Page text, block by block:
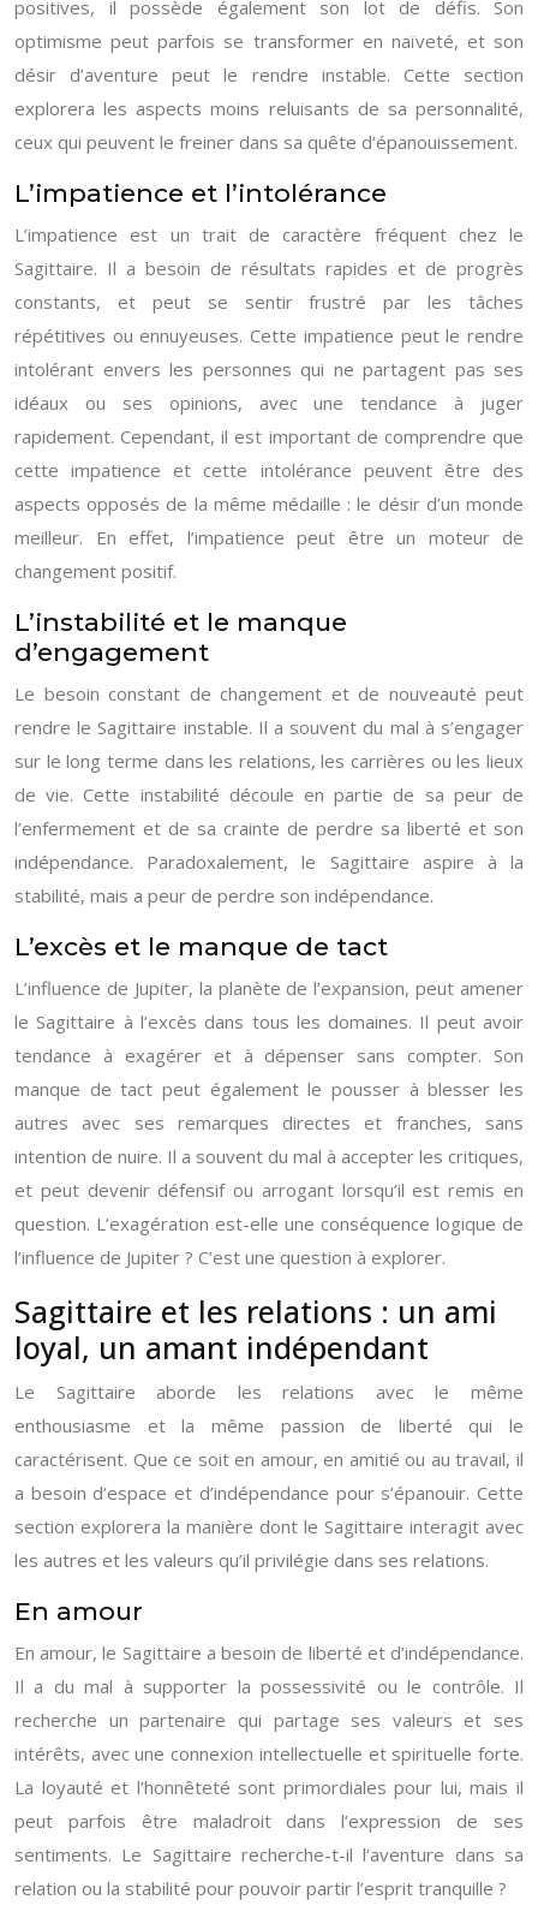
positives, il possède également son lot de défis. Son
optimisme peut parfois se transformer en naïveté, et son
désir d’aventure peut le rendre instable. Cette section
explorera les aspects moins reluisants de sa personnalité,
ceux qui peuvent le freiner dans sa quête d’épanouissement.
L’impatience et l’intolérance
L’impatience est un trait de caractère fréquent chez le
Sagittaire. Il a besoin de résultats rapides et de progrès
constants, et peut se sentir frustré par les tâches
répétitives ou ennuyeuses. Cette impatience peut le rendre
intolérant envers les personnes qui ne partagent pas ses
idéaux ou ses opinions, avec une tendance à juger
rapidement. Cependant, il est important de comprendre que
cette impatience et cette intolérance peuvent être des
aspects opposés de la même médaille : le désir d’un monde
meilleur. En effet, l’impatience peut être un moteur de
changement positif.
L’instabilité et le manque
d’engagement
Le besoin constant de changement et de nouveauté peut
rendre le Sagittaire instable. Il a souvent du mal à s’engager
sur le long terme dans les relations, les carrières ou les lieux
de vie. Cette instabilité découle en partie de sa peur de
l’enfermement et de sa crainte de perdre sa liberté et son
indépendance. Paradoxalement, le Sagittaire aspire à la
stabilité, mais a peur de perdre son indépendance.
L’excès et le manque de tact
L’influence de Jupiter, la planète de l’expansion, peut amener
le Sagittaire à l’excès dans tous les domaines. Il peut avoir
tendance à exagérer et à dépenser sans compter. Son
manque de tact peut également le pousser à blesser les
autres avec ses remarques directes et franches, sans
intention de nuire. Il a souvent du mal à accepter les critiques,
et peut devenir défensif ou arrogant lorsqu’il est remis en
question. L’exagération est-elle une conséquence logique de
l’influence de Jupiter ? C’est une question à explorer.
Sagittaire et les relations : un ami
loyal, un amant indépendant
Le Sagittaire aborde les relations avec le même
enthousiasme et la même passion de liberté qui le
caractérisent. Que ce soit en amour, en amitié ou au travail, il
a besoin d’espace et d’indépendance pour s’épanouir. Cette
section explorera la manière dont le Sagittaire interagit avec
les autres et les valeurs qu’il privilégie dans ses relations.
En amour
En amour, le Sagittaire a besoin de liberté et d’indépendance.
Il a du mal à supporter la possessivité ou le contrôle. Il
recherche un partenaire qui partage ses valeurs et ses
intérêts, avec une connexion intellectuelle et spirituelle forte.
La loyauté et l’honnêteté sont primordiales pour lui, mais il
peut parfois être maladroit dans l’expression de ses
sentiments. Le Sagittaire recherche-t-il l’aventure dans sa
relation ou la stabilité pour pouvoir partir l’esprit tranquille ?